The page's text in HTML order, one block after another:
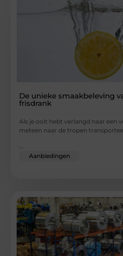
De unieke smaakbeleving
frisdrank
Als je ooit hebt verlangd naar een
meteen naar de tropen
Aanbiedingen